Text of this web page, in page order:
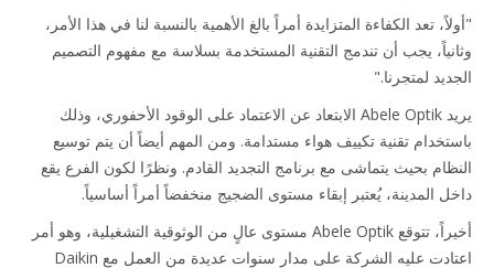
"أولاً، تعد الكفاءة المتزايدة أمراً بالغ الأهمية بالنسبة لنا في هذا الأمر،
وثانياً، يجب أن تندمج التقنية المستخدمة بسلاسة مع مفهوم التصميم
الجديد لمتجرنا."
يريد Abele Optik الابتعاد عن الاعتماد على الوقود الأحفوري، وذلك
باستخدام تقنية تكييف هواء مستدامة. ومن المهم أيضاً أن يتم توسيع
النظام بحيث يتماشى مع برنامج التجديد القادم. ونظرًا لكون الفرع يقع
داخل المدينة، يُعتبر إبقاء مستوى الضجيج منخفضاً أمراً أساسياً.
أخيراً، تتوقع Abele Optik مستوى عالٍ من الوثوقية التشغيلية، وهو أمر
اعتادت عليه الشركة على مدار سنوات عديدة من العمل مع Daikin